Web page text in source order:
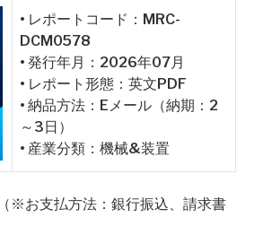
• レポートコード：MRC-
DCM0578
• 発行年月：2026年07月
• レポート形態：英文PDF
• 納品方法：Eメール（納期：2
～3日）
• 産業分類：機械&装置
※お支払方法：銀行振込、請求書